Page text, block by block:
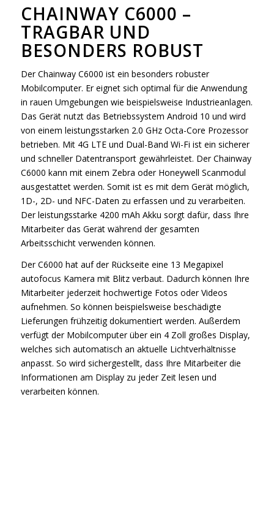
CHAINWAY C6000 –
TRAGBAR UND
BESONDERS ROBUST
Der Chainway C6000 ist ein besonders robuster
Mobilcomputer. Er eignet sich optimal für die Anwendung
in rauen Umgebungen wie beispielsweise Industrieanlagen.
Das Gerät nutzt das Betriebssystem Android 10 und wird
von einem leistungsstarken 2.0 GHz Octa-Core Prozessor
betrieben. Mit 4G LTE und Dual-Band Wi-Fi ist ein sicherer
und schneller Datentransport gewährleistet. Der Chainway
C6000 kann mit einem Zebra oder Honeywell Scanmodul
ausgestattet werden. Somit ist es mit dem Gerät möglich,
1D-, 2D- und NFC-Daten zu erfassen und zu verarbeiten.
Der leistungsstarke 4200 mAh Akku sorgt dafür, dass Ihre
Mitarbeiter das Gerät während der gesamten
Arbeitsschicht verwenden können.
Der C6000 hat auf der Rückseite eine 13 Megapixel
autofocus Kamera mit Blitz verbaut. Dadurch können Ihre
Mitarbeiter jederzeit hochwertige Fotos oder Videos
aufnehmen. So können beispielsweise beschädigte
Lieferungen frühzeitig dokumentiert werden. Außerdem
verfügt der Mobilcomputer über ein 4 Zoll großes Display,
welches sich automatisch an aktuelle Lichtverhältnisse
anpasst. So wird sichergestellt, dass Ihre Mitarbeiter die
Informationen am Display zu jeder Zeit lesen und
verarbeiten können.